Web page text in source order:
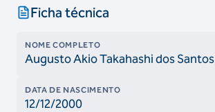
Ficha técnica
NOME COMPLETO
Augusto Akio Takahashi dos Santos
DATA DE NASCIMENTO
12/12/2000